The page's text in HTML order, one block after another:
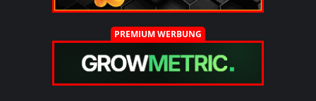
PREMIUM WERBUNG